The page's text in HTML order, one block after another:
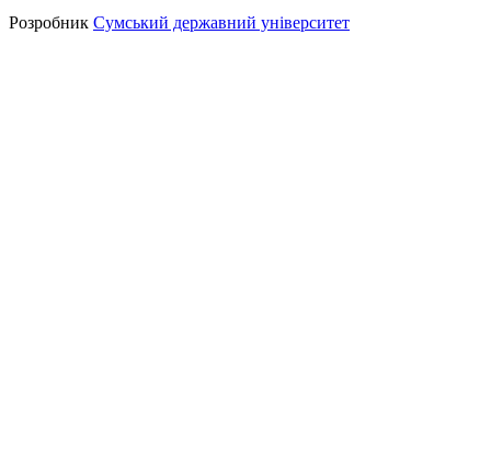
Розробник Сумський державний університет